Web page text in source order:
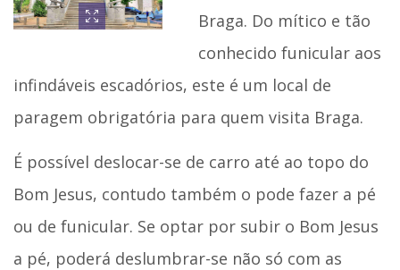
Braga. Do mítico e tão
conhecido funicular aos
infindáveis escadórios, este é um local de
paragem obrigatória para quem visita Braga.
É possível deslocar-se de carro até ao topo do
Bom Jesus, contudo também o pode fazer a pé
ou de funicular. Se optar por subir o Bom Jesus
a pé, poderá deslumbrar-se não só com as